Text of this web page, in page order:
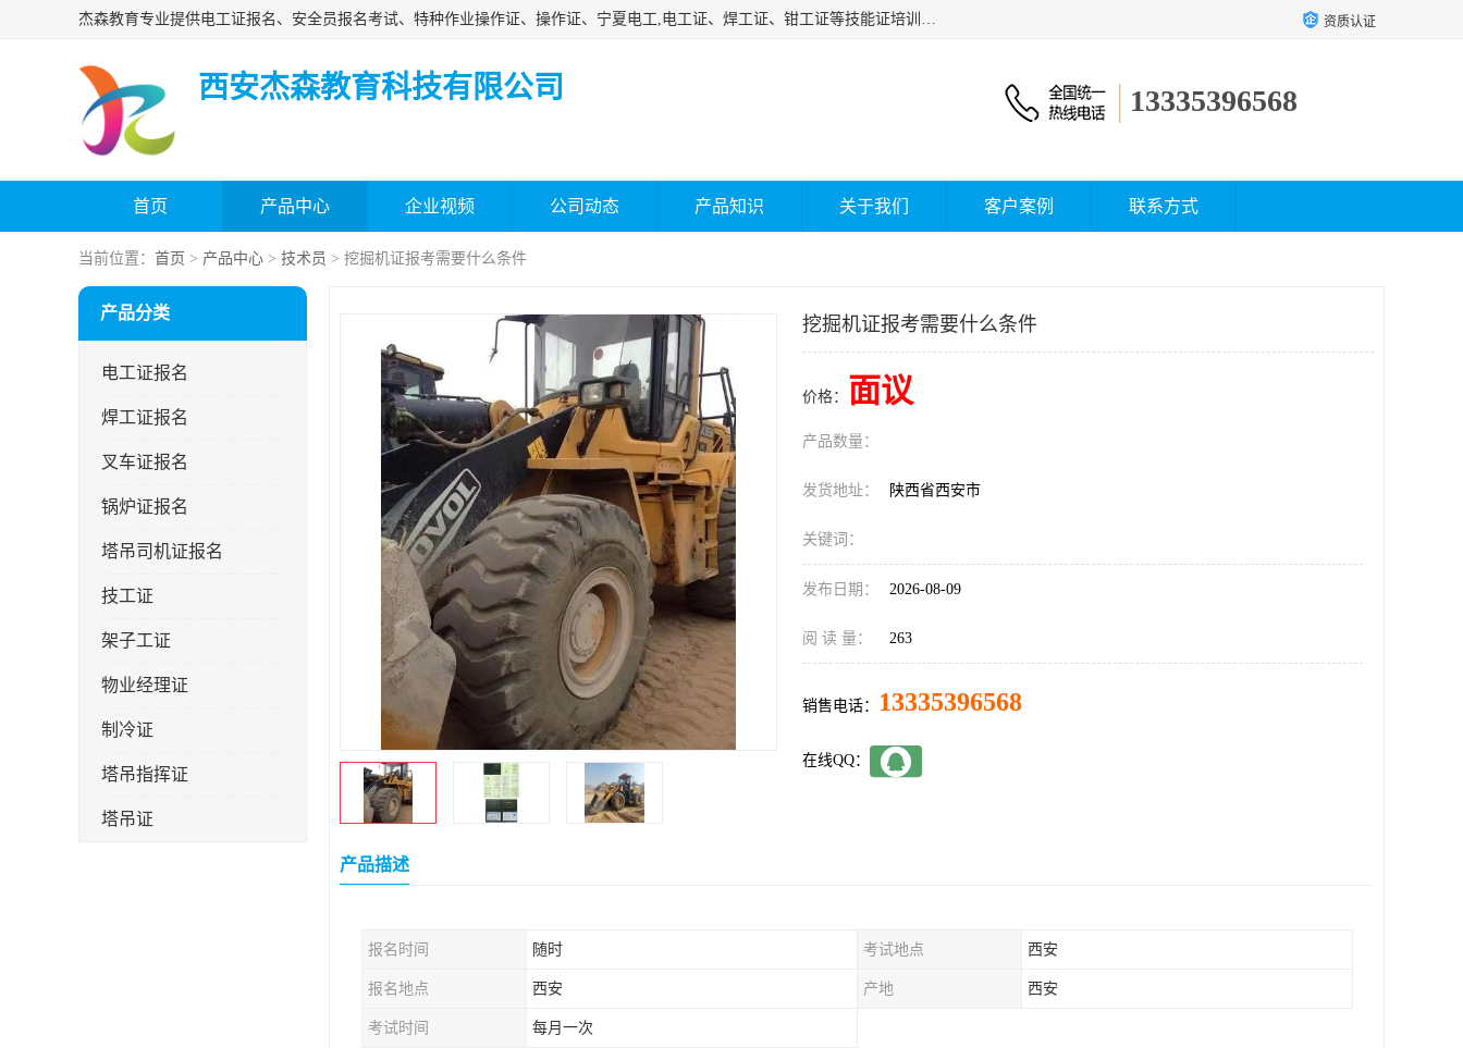
杰森教育专业提供电工证报名、安全员报名考试、特种作业操作证、操作证、宁夏电工,电工证、焊工证、钳工证等技能证培训课程。 资质认证
西安杰森教育科技有限公司 13335396568
首页 产品中心 企业视频 公司动态 产品知识 关于我们 客户案例 联系方式
当前位置： 首页 > 产品中心 > 技术员 > 挖掘机证报考需要什么条件
产品分类
电工证报名
焊工证报名
叉车证报名
锅炉证报名
塔吊司机证报名
技工证
架子工证
物业经理证
制冷证
塔吊指挥证
塔吊证
挖掘机证报考需要什么条件
价格： 面议
产品数量：
发货地址： 陕西省西安市
关键词：
发布日期： 2026-08-09
阅 读 量： 263
销售电话： 13335396568
在线QQ：
产品描述
报名时间 随时 考试地点 西安
报名地点 西安 产地 西安
考试时间 每月一次